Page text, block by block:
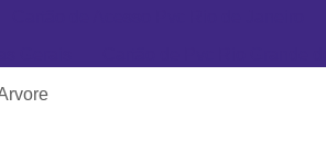
Catarina